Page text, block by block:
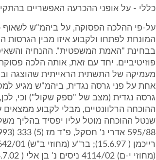
כללי - על אופני ההכרעה האפשריים
על-פי ההלכה הפסוקה, על ביהמ"ש
המונחת לפתחו ולקבוע איזו מבין הגרסות
בבחינת "האמת המשפטית". ההנחיה
פוזיטיביים. יחד עם זאת, אותה הלכה
מעמיקה של התשתית הראייתית שהוצגה
אחת על פני גרסה נגדית, ביהמ"ש מגיע
גרסה נגדית (מצב של "ספק שקול") וכי,
ההוכחה הרלוונטיים, מבלי לקבוע ממצאים
שנטל ההוכחה מוטל עליו יפסיד בהליך